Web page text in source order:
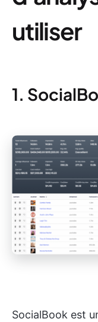
utiliser
1.
SocialBook est